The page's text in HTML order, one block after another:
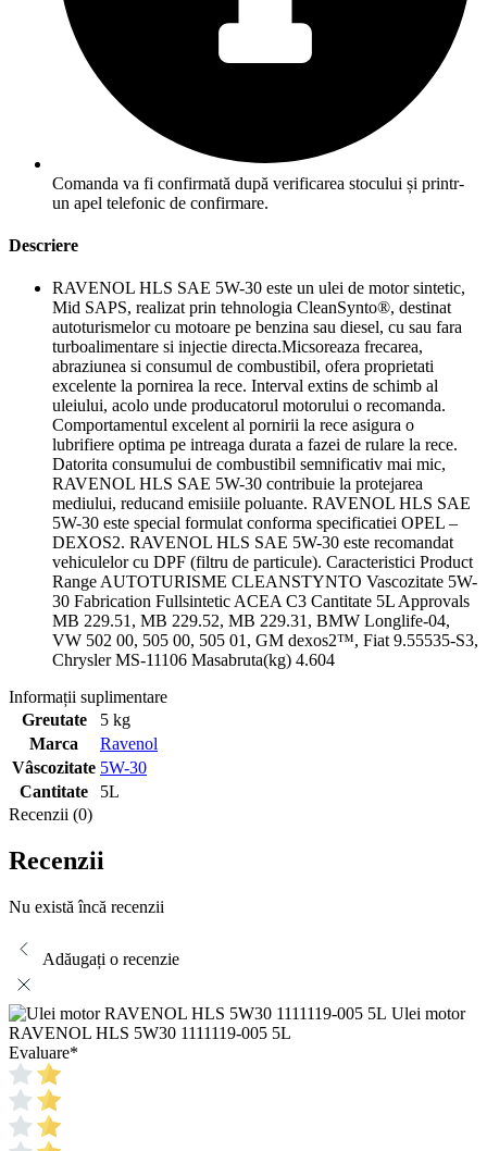
Comanda va fi confirmată după verificarea stocului și printr-
un apel telefonic de confirmare.
Descriere
RAVENOL HLS SAE 5W-30 este un ulei de motor sintetic,
Mid SAPS, realizat prin tehnologia CleanSynto®, destinat
autoturismelor cu motoare pe benzina sau diesel, cu sau fara
turboalimentare si injectie directa.Micsoreaza frecarea,
abraziunea si consumul de combustibil, ofera proprietati
excelente la pornirea la rece. Interval extins de schimb al
uleiului, acolo unde producatorul motorului o recomanda.
Comportamentul excelent al pornirii la rece asigura o
lubrifiere optima pe intreaga durata a fazei de rulare la rece.
Datorita consumului de combustibil semnificativ mai mic,
RAVENOL HLS SAE 5W-30 contribuie la protejarea
mediului, reducand emisiile poluante. RAVENOL HLS SAE
5W-30 este special formulat conforma specificatiei OPEL –
DEXOS2. RAVENOL HLS SAE 5W-30 este recomandat
vehiculelor cu DPF (filtru de particule). Caracteristici Product
Range AUTOTURISME CLEANSTYNTO Vascozitate 5W-
30 Fabrication Fullsintetic ACEA C3 Cantitate 5L Approvals
MB 229.51, MB 229.52, MB 229.31, BMW Longlife-04,
VW 502 00, 505 00, 505 01, GM dexos2™, Fiat 9.55535-S3,
Chrysler MS-11106 Masabruta(kg) 4.604
Informații suplimentare
Greutate
5 kg
Marca
Ravenol
Vâscozitate 5W-30
Cantitate
5L
Recenzii (0)
Recenzii
Nu există încă recenzii
Adăugați o recenzie
Ulei motor
RAVENOL HLS 5W30 1111119-005 5L
Evaluare*